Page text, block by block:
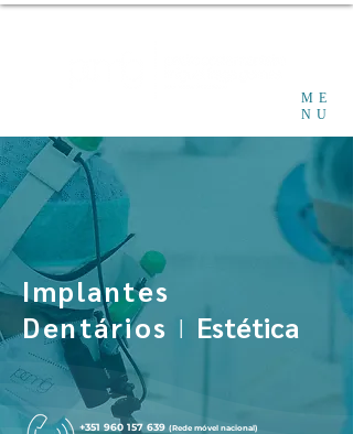
ME
NU
Implantes
Dentários I Estética
+351 960 157 639 (Rede móvel nacional)